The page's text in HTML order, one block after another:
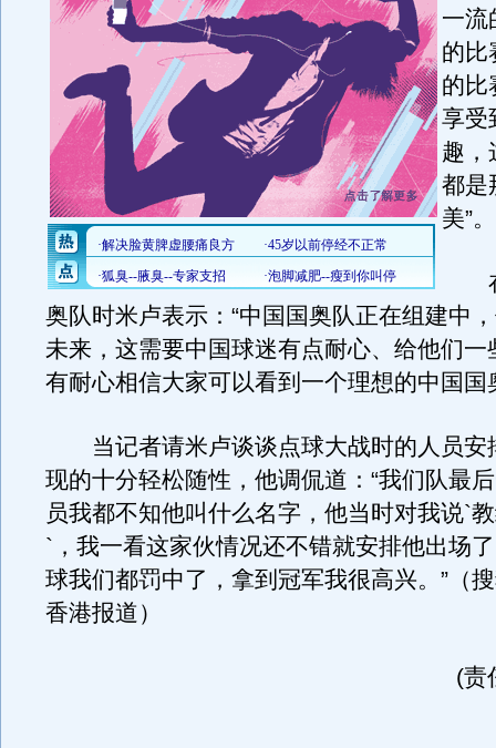
一流
的比
的比
享受
趣，
都是
美”。
在
奥队时米卢表示：“中国国奥队正在组建中
未来，这需要中国球迷有点耐心、给他们一
有耐心相信大家可以看到一个理想的中国国
当记者请米卢谈谈点球大战时的人员安
现的十分轻松随性，他调侃道：“我们队最
员我都不知他叫什么名字，他当时对我说`
`，我一看这家伙情况还不错就安排他出场
球我们都罚中了，拿到冠军我很高兴。”（
香港报道）
(责